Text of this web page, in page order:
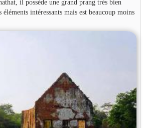
il possède une grand prang très bien
éléments intéressants mais est beaucoup moins